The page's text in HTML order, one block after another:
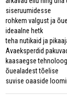
siseruumidesse
rohkem valgust ja
ideaalne hetk
teha nutikaid ja
Avaeksperdid
kaasaegse
õuealadest tõelise
suvise oaaside